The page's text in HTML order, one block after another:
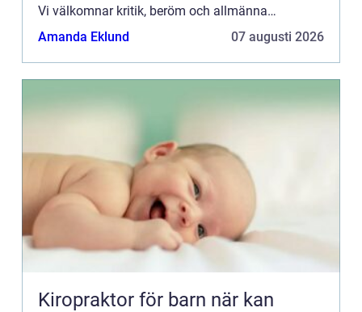
Vi välkomnar kritik, beröm och allmänna
kommentarer till innehållet på vår sida.
Amanda Eklund 07 augusti 2026
Kiropraktor för barn när kan